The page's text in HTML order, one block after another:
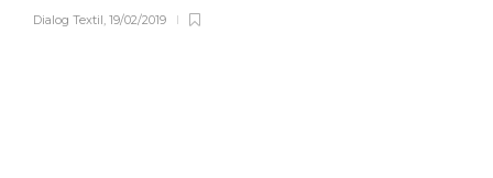
Dialog Textil, 19/02/2019